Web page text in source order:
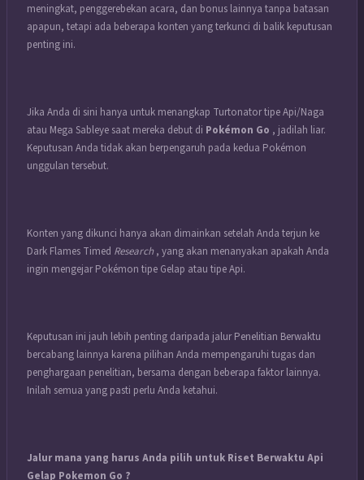
meningkat, penggerebekan acara, dan bonus lainnya tanpa batasan
apapun, tetapi ada beberapa konten yang terkunci di balik keputusan
penting ini.
Jika Anda di sini hanya untuk menangkap Turtonator tipe Api/Naga
atau Mega Sableye saat mereka debut di Pokémon Go , jadilah liar.
Keputusan Anda tidak akan berpengaruh pada kedua Pokémon
unggulan tersebut.
Konten yang dikunci hanya akan dimainkan setelah Anda terjun ke
Dark Flames Timed Research , yang akan menanyakan apakah Anda
ingin mengejar Pokémon tipe Gelap atau tipe Api.
Keputusan ini jauh lebih penting daripada jalur Penelitian Berwaktu
bercabang lainnya karena pilihan Anda mempengaruhi tugas dan
penghargaan penelitian, bersama dengan beberapa faktor lainnya.
Inilah semua yang pasti perlu Anda ketahui.
Jalur mana yang harus Anda pilih untuk Riset Berwaktu Api
Gelap Pokemon Go ?